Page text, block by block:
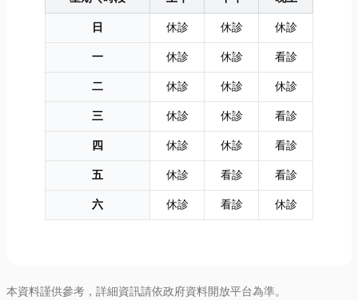
日
休診 休診
休診
一
休診 休診
看診
二
休診 休診
休診
三
休診 休診
看診
四
休診 休診
看診
五
休診 看診
看診
六
休診 看診 休診
本資料謹供參考，詳細資訊請依政府資料開放平台為準。